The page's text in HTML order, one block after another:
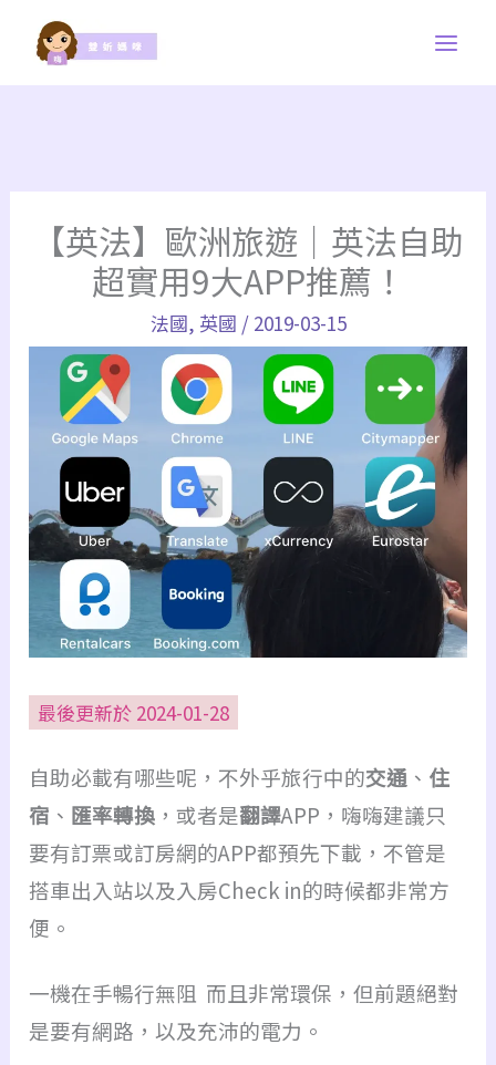
【英法】歐洲旅遊｜英法自助
超實用9大APP推薦！
法國, 英國 / 2019-03-15
最後更新於 2024-01-28
自助必載有哪些呢，不外乎旅行中的交通 、 住
宿 、 匯率轉換 ，或者是翻譯APP，嗨嗨建議只
要有訂票或訂房網的APP都預先下載，不管是
搭車出入站以及入房Check in的時候都非常方
便。
一機在手暢行無阻 而且非常環保，但前題絕對
是要有網路，以及充沛的電力。